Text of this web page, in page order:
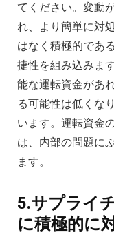
てください。変動
れ、より簡単に対
はなく積極的であ
捷性を組み込みま
能な運転資金があ
る可能性は低くな
います。運転資金
は、内部の問題に
ます。
5.サプライ
に積極的に